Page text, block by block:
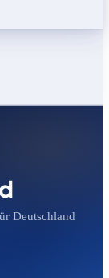
Deutschland